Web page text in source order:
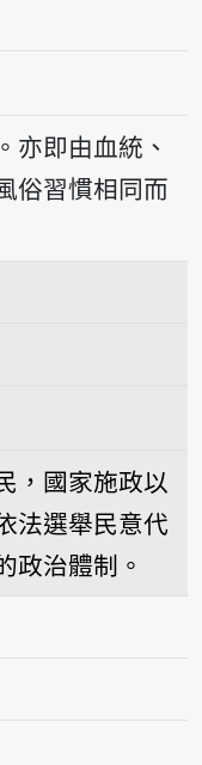
tso̍k
亦即由血統、
俗習慣相同而
，國家施政以
法選舉民意代
政治體制。